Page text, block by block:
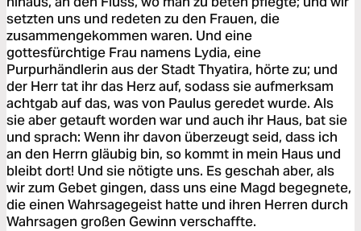
setzten uns und redeten zu den Frauen, die
zusammengekommen waren. Und eine
gottesfürchtige Frau namens Lydia, eine
Purpurhändlerin aus der Stadt Thyatira, hörte zu; und
der Herr tat ihr das Herz auf, sodass sie aufmerksam
achtgab auf das, was von Paulus geredet wurde. Als
sie aber getauft worden war und auch ihr Haus, bat sie
und sprach: Wenn ihr davon überzeugt seid, dass ich
an den Herrn gläubig bin, so kommt in mein Haus und
bleibt dort! Und sie nötigte uns. Es geschah aber, als
wir zum Gebet gingen, dass uns eine Magd begegnete,
die einen Wahrsagegeist hatte und ihren Herren durch
Wahrsagen großen Gewinn verschaffte.